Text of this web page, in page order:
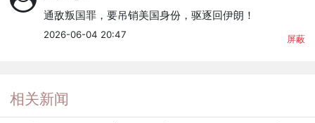
通敌叛国罪，要吊销美国身份，驱逐回伊朗！
2026-06-04 20:47 屏蔽
相关新闻